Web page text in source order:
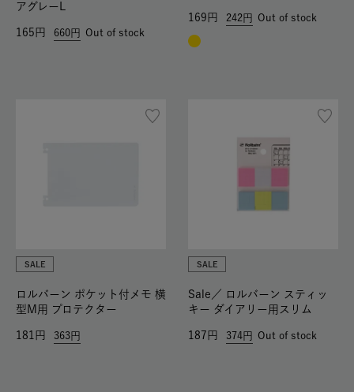
アグレーL
660
165 Out of stock
242
169 Out of stock
SALE
ロルバーン ポケット付メモ 横
型M用 プロテクター
363
181
SALE
Sale／
ロルバーン スティッ
キー ダイアリー用スリム
374
187 Out of stock